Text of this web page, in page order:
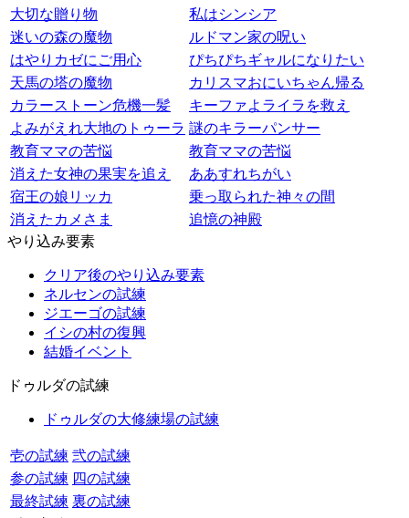
大切な贈り物
私はシンシア
迷いの森の魔物
ルドマン家の呪い
はやりカゼにご用心
ぴちぴちギャルになりたい
天馬の塔の魔物
カリスマおにいちゃん帰る
カラーストーン危機一髪
キーファよライラを救え
よみがえれ大地のトゥーラ 謎のキラーパンサー
教育ママの苦悩
教育ママの苦悩
消えた女神の果実を追え
ああすれちがい
宿王の娘リッカ
乗っ取られた神々の間
消えたカメさま
追憶の神殿
やり込み要素
クリア後のやり込み要素
ネルセンの試練
ジエーゴの試練
イシの村の復興
結婚イベント
ドゥルダの試練
ドゥルダの大修練場の試練
壱の試練 弐の試練
参の試練 四の試練
最終試練 裏の試練